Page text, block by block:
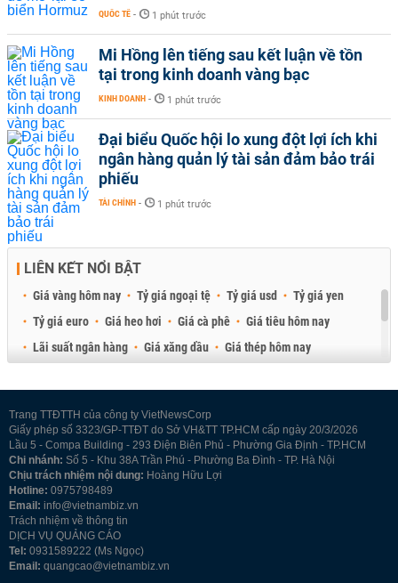
QUỐC TẾ - 1 phút trước
Mi Hồng lên tiếng sau kết luận về tồn
tại trong kinh doanh vàng bạc
KINH DOANH - 1 phút trước
Đại biểu Quốc hội lo xung đột lợi ích khi
ngân hàng quản lý tài sản đảm bảo trái
phiếu
TÀI CHÍNH - 1 phút trước
LIÊN KẾT NỔI BẬT
Giá vàng hôm nay Tỷ giá ngoại tệ Tỷ giá usd
Tỷ giá yen
Tỷ giá euro
Giá heo hơi Giá cà phê
Giá tiêu hôm nay
Lãi suất ngân hàng
Giá xăng dầu
Giá thép hôm nay
Trang TTĐTTH của công ty VietNewsCorp
Giấy phép số 3323/GP-TTĐT do Sở VH&TT TP.HCM cấp ngày 20/3/2026
Lầu 5 - Compa Building - 293 Điện Biên Phủ - Phường Gia Định - TP.HCM
Chi nhánh: Số 5 - Khu 38A Trần Phú - Phường Ba Đình - TP. Hà Nội
Chịu trách nhiệm nội dung: Hoàng Hữu Lợi
Hotline: 0975798489
Email: info@vietnambiz.vn
Trách nhiệm về thông tin
DỊCH VỤ QUẢNG CÁO
Tel: 0931589222 (Ms Ngọc)
Email: quangcao@vietnambiz.vn